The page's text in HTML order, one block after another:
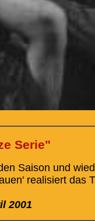
Serie"
Saison und
realisiert das
2001